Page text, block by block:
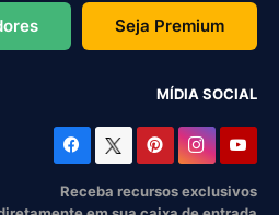
Seja Premium
MÍDIA SOCIAL
Receba recursos exclusivos